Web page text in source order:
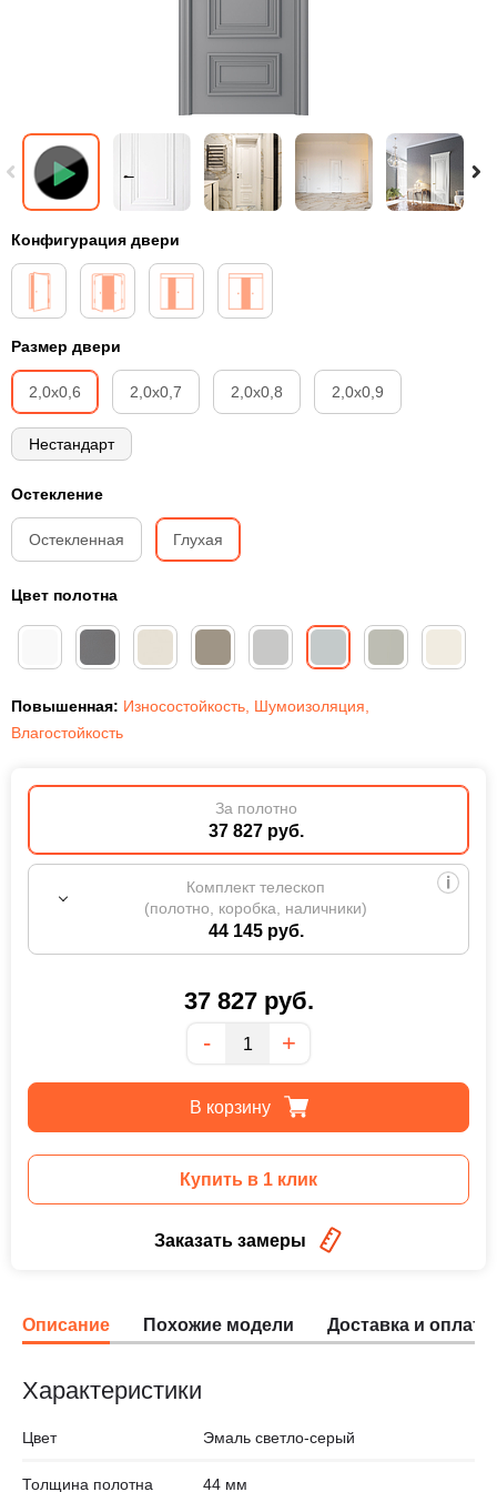
Конфигурация двери
Размер двери
2,0х0,6 2,0х0,7 2,0х0,8 2,0х0,9
Нестандарт
Остекление
Остекленная Глухая
Цвет полотна
Повышенная: Износостойкость, Шумоизоляция,
Влагостойкость
37 827руб.
Количество
- +
За полотно
37 827 руб.
Комплект телескоп
(полотно, коробка, наличники)
44 145 руб.
В корзину
Купить в 1 клик
Заказать замеры
Описание Похожие модели Доставка и оплата
Характеристики
Цвет Эмаль светло-серый
Толщина полотна 44 мм